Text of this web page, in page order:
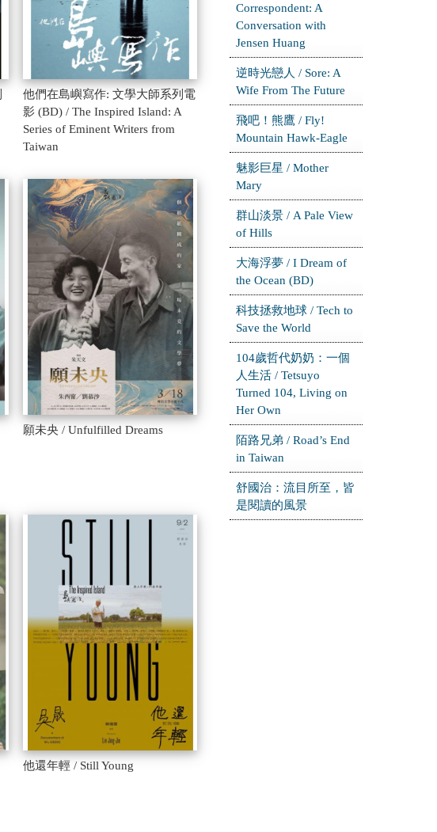
他們在島嶼寫作: 文學大師系列電
影 (BD) / The Inspired Island: A
Series of Eminent Writers from
Taiwan
願未央 / Unfulfilled Dreams
他還年輕 / Still Young
Correspondent: A
Conversation with
Jensen Huang
逆時光戀人 / Sore: A
Wife From The Future
飛吧！熊鷹 / Fly!
Mountain Hawk-Eagle
魅影巨星 / Mother
Mary
群山淡景 / A Pale View
of Hills
大海浮夢 / I Dream of
the Ocean (BD)
科技拯救地球 / Tech to
Save the World
104歲哲代奶奶：一個
人生活 / Tetsuyo
Turned 104, Living on
Her Own
陌路兄弟 / Road’s End
in Taiwan
舒國治：流目所至，皆
是閱讀的風景